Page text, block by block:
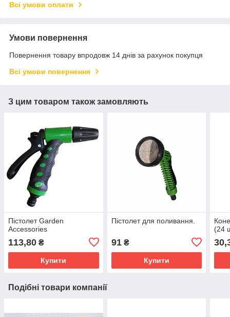
Всі умови оплати
Умови повернення
Повернення товару впродовж 14 днів за рахунок покупця
Всі умови повернення
З цим товаром також замовляють
Пістолет Garden
Accessories
113,80 ₴
Купити
Пістолет для поливання.
91₴
Купити
(24
Подібні товари компанії